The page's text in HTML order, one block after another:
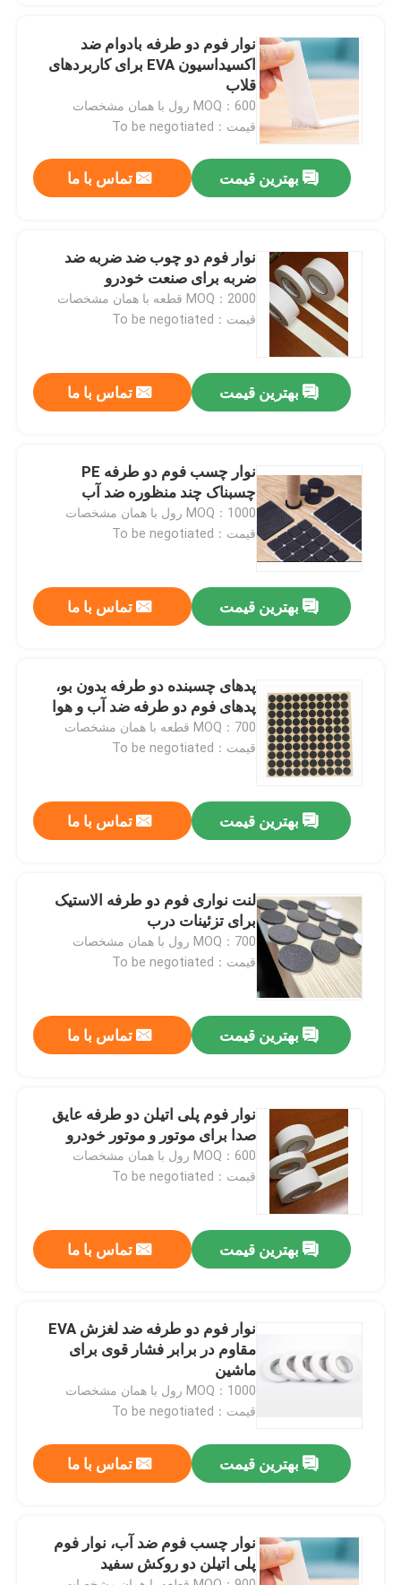
محصولات
فیلم های
دربارهی ما
درخواست نقل قول
نوار چسب فرش
نوار فوم دو طرفه بادوام ضد
اکسیداسیون EVA برای کاربردهای
قلاب
MOQ：600 رول با همان مشخصات
قیمت：To be negotiated
بهترین قیمت تماس با ما
نوار فوم دو چوب ضد ضربه ضد
ضربه برای صنعت خودرو
MOQ：2000 قطعه با همان مشخصات
قیمت：To be negotiated
بهترین قیمت تماس با ما
نوار چسب فوم دو طرفه PE
چسبناک چند منظوره ضد آب
MOQ：1000 رول با همان مشخصات
قیمت：To be negotiated
بهترین قیمت تماس با ما
پدهای چسبنده دو طرفه بدون بو،
پدهای فوم دو طرفه ضد آب و هوا
MOQ：700 قطعه با همان مشخصات
قیمت：To be negotiated
بهترین قیمت تماس با ما
لنت نواری فوم دو طرفه الاستیک
برای تزئینات درب
MOQ：700 رول با همان مشخصات
قیمت：To be negotiated
بهترین قیمت تماس با ما
نوار فوم پلی اتیلن دو طرفه عایق
صدا برای موتور و موتور خودرو
MOQ：600 رول با همان مشخصات
قیمت：To be negotiated
بهترین قیمت تماس با ما
نوار فوم دو طرفه ضد لغزش EVA
مقاوم در برابر فشار قوی برای
ماشین
MOQ：1000 رول با همان مشخصات
قیمت：To be negotiated
بهترین قیمت تماس با ما
نوار چسب فوم ضد آب، نوار فوم
پلی اتیلن دو روکش سفید